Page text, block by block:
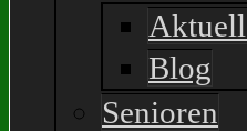
Blog
Senioren